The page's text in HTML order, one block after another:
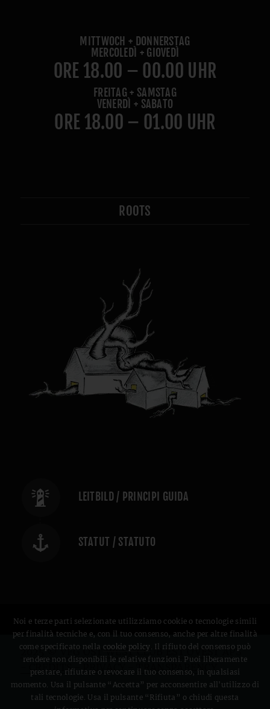
MITTWOCH + DONNERSTAG
MERCOLEDÌ + GIOVEDÌ
ORE 18.00 – 00.00 UHR
FREITAG + SAMSTAG
VENERDÌ + SABATO
ORE 18.00 – 01.00 UHR
ROOTS
LEITBILD / PRINCIPI GUIDA
STATUT / STATUTO
2025 © VFG OST WEST CLUB EST OVEST APS
- CREDITS- TRANSPARENCY
Noi e terze parti selezionate utilizziamo cookie o tecnologie simili
per finalità tecniche e, con il tuo consenso, anche per altre finalità
come specificato nella cookie policy. Il rifiuto del consenso può
rendere non disponibili le relative funzioni. Puoi liberamente
prestare, rifiutare o revocare il tuo consenso, in qualsiasi
momento. Usa il pulsante “Accetta” per acconsentire all'utilizzo di
tali tecnologie. Usa il pulsante “Rifiuta” o chiudi questa